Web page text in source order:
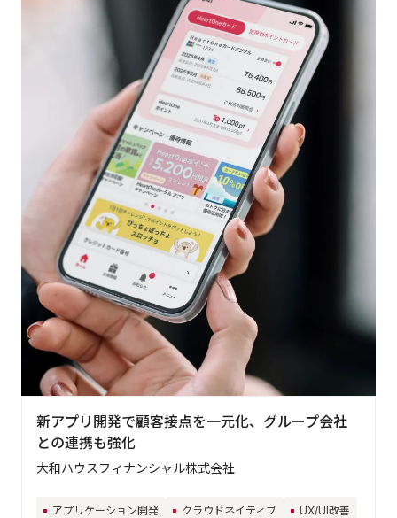
新アプリ開発で顧客接点を一元化、グループ会社
との連携も強化
大和ハウスフィナンシャル株式会社
アプリケーション開発 クラウドネイティブ UX/UI改善